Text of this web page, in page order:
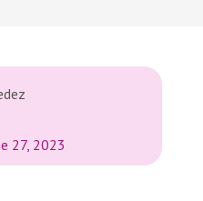
27, 2023